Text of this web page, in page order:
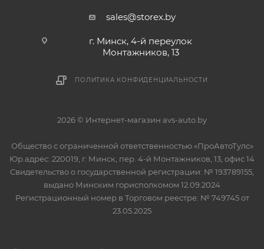
sales@storex.by
г. Минск, 4-й переулок
Монтажников, 13
ПОЛИТИКА КОНФИДЕНЦИАЛЬНОСТИ
2026 © Интернет-магазин avs-auto.by
Общество с ограниченной ответственностью «ПроАвтоТулс»
Юр.адрес: 220019, г. Минск, пер. 4-й Монтажников, 13, офис 14
Свидетельство о государственной регистрации: № 193789155,
выдано Минским горисполкомом 12.09.2024
Регистрационный номер в Торговом реестре: № 749745 от
23.05.2025